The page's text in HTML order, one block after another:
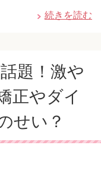
続きを読む
題！激や
正やダイ
せい？